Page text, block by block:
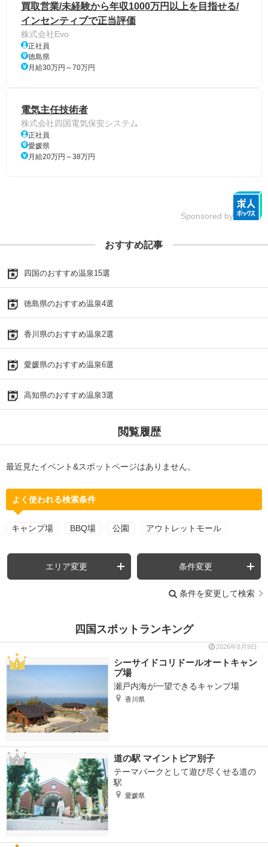
買取営業/未経験から年収1000万円以上を目指せる/
インセンティブで正当評価
株式会社Evo
正社員
徳島県
月給30万円～70万円
電気主任技術者
株式会社四国電気保安システム
正社員
愛媛県
月給20万円～38万円
Sponsored by
おすすめ記事
四国のおすすめ温泉15選
徳島県のおすすめ温泉4選
香川県のおすすめ温泉2選
愛媛県のおすすめ温泉6選
高知県のおすすめ温泉3選
閲覧履歴
最近見たイベント&スポットページはありません。
よく使われる検索条件
キャンプ場 BBQ場 公園 アウトレットモール
エリア変更 条件変更
条件を変更して検索
四国スポットランキング
2026年8月9日
シーサイドコリドールオートキャン
プ場
瀬戸内海が一望できるキャンプ場
香川県
道の駅 マイントピア別子
テーマパークとして遊び尽くせる道の
駅
愛媛県